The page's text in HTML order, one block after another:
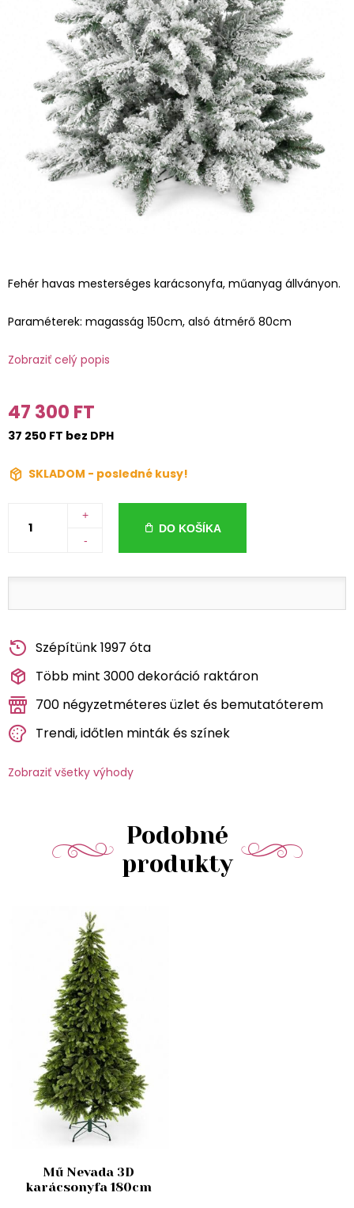
Fehér havas mesterséges karácsonyfa, műanyag állványon.
Paraméterek: magasság 150cm, alsó átmérő 80cm
Zobraziť celý popis
47 300 FT
37 250 FT bez DPH
SKLADOM - posledné kusy!
+
-
DO KOŠÍKA
Szépítünk 1997 óta
Több mint 3000 dekoráció raktáron
700 négyzetméteres üzlet és bemutatóterem
Trendi, időtlen minták és színek
Zobraziť všetky výhody
Podobné
produkty
Mű Nevada 3D
karácsonyfa 180cm